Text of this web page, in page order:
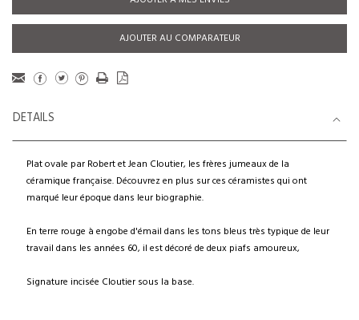
AJOUTER AU COMPARATEUR
DETAILS
Plat ovale par Robert et Jean Cloutier, les frères jumeaux de la
céramique française. Découvrez en plus sur ces céramistes qui ont
marqué leur époque dans leur biographie.
En terre rouge à engobe d'émail dans les tons bleus très typique de leur
travail dans les années 60, il est décoré de deux piafs amoureux,
Signature incisée Cloutier sous la base.